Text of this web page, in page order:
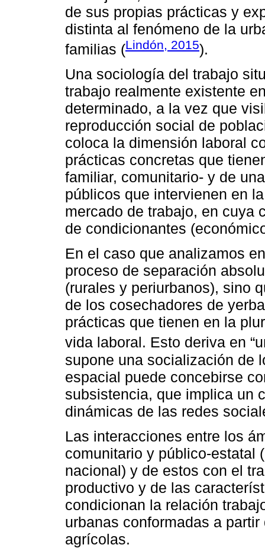
de sus propias prácticas y
distinta al fenómeno de la
familias (Lindón, 2015).
Una sociología del trabajo
trabajo realmente existente
determinado, a la vez que
reproducción social de
coloca la dimensión laboral
prácticas concretas que
familiar, comunitario- y de
públicos que intervienen en
mercado de trabajo, en cuya
de condicionantes
En el caso que analizamos
proceso de separación
(rurales y periurbanos), sino
de los cosechadores de
prácticas que tienen en la
vida laboral. Esto deriva en
supone una socialización de
espacial puede concebirse
subsistencia, que implica un
dinámicas de las redes
Las interacciones entre los
comunitario y público-estatal
nacional) y de estos con el
productivo y de las
condicionan la relación
urbanas conformadas a
agrícolas.